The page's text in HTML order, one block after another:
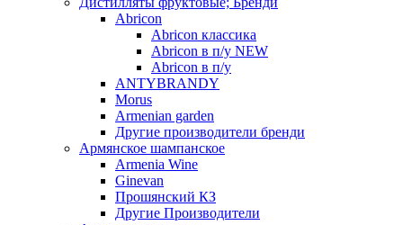
Abricon
Abricon классика
Abricon в п/у NEW
Abricon в п/у
ANTYBRANDY
Morus
Armenian garden
Другие производители бренди
Армянское шампанское
Armenia Wine
Ginevan
Прошянский КЗ
Другие Производители